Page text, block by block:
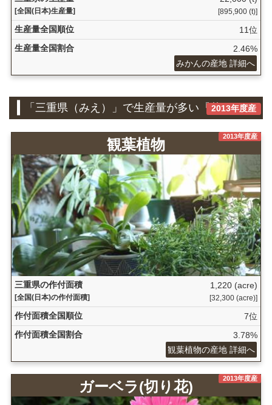
[全国(日本)生産量] [895,900 (t)]
生産量全国順位
11位
生産量全国割合
2.46%
みかんの産地 詳細へ
2013年度産
「三重県（みえ）」で生産量が多い『花き』
2013年度産
観葉植物
三重県の作付面積
[全国(日本)の作付面積]
1,220 (acre)
[32,300 (acre)]
作付面積全国順位
7位
作付面積全国割合
3.78%
観葉植物の産地 詳細へ
2013年度産
ガーベラ(切り花)